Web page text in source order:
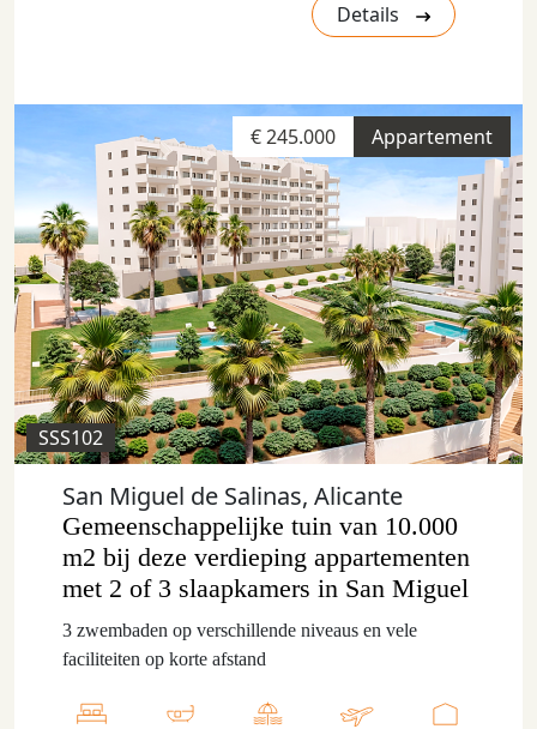
Details
Appartement
€ 245.000
SSS102
San Miguel de Salinas, Alicante
Gemeenschappelijke tuin van 10.000
m2 bij deze verdieping appartementen
met 2 of 3 slaapkamers in San Miguel
3 zwembaden op verschillende niveaus en vele
faciliteiten op korte afstand